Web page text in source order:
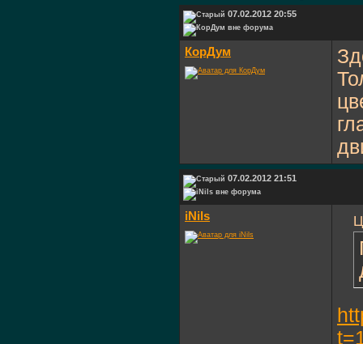
07.02.2012 20:55
КорДум
07.02.2012 21:51
iNils